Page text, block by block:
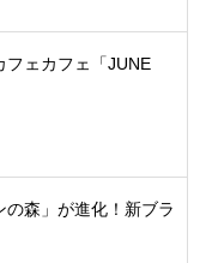
フェカフェ「JUNE
森」が進化！新ブラ